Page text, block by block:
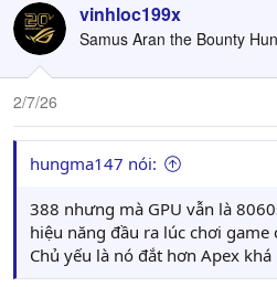
vinhloc199x
Samus Aran the Bounty
2/7/26
hungma147 nói:
388 nhưng mà GPU vẫn là
hiệu năng đầu ra lúc chơi game
Chủ yếu là nó đắt hơn Apex